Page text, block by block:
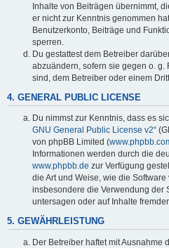
Inhalte von Beiträgen übernimmt,
er nicht zur Kenntnis genommen
Benutzerkonto, Beiträge und
sperren.
Du gestattest dem Betreiber
abzuändern, sofern sie gegen o.
sind, dem Betreiber oder einem
4. GENERAL PUBLIC LICENSE
Du nimmst zur Kenntnis, dass es
GNU General Public License v2“
von phpBB Limited (
Informationen werden durch die
www.phpbb.de zur Verfügung
die Art und Weise, wie die
insbesondere die Verwendung der
untersagen oder auf Inhalte
5. GEWÄHRLEISTUNG
Der Betreiber haftet mit Ausnahme